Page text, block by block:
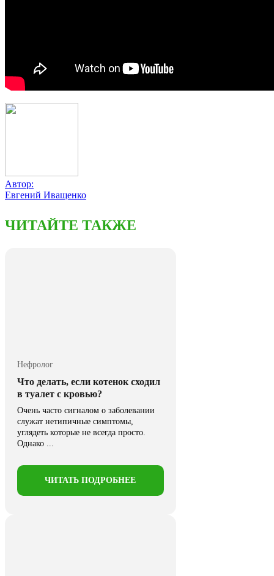
Автор:
Евгений Иващенко
ЧИТАЙТЕ ТАКЖЕ
Нефролог
Что делать, если котенок сходил
в туалет с кровью?
Очень часто сигналом о заболевании
служат нетипичные симптомы,
углядеть которые не всегда просто.
Однако ...
ЧИТАТЬ ПОДРОБНЕЕ